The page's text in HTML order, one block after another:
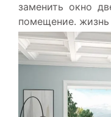
заменить окно
помещение.